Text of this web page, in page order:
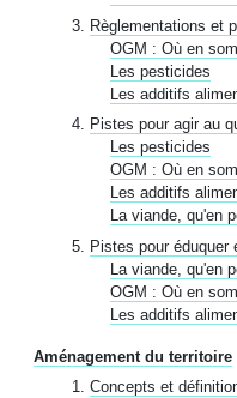
Règlementations et
OGM : Où en
Les pesticides
Les additifs
Pistes pour agir au
Les pesticides
OGM : Où en
Les additifs
La viande, qu'en
Pistes pour éduquer
La viande, qu'en
OGM : Où en
Les additifs
Aménagement du territoire
Concepts et